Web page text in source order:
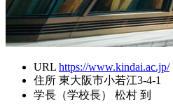
URL https://www.kindai.ac.jp/
住所 東大阪市小若江3-4-1
学長（学校長）
松村 到